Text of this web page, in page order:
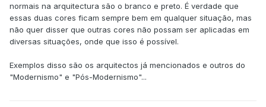
normais na arquitectura são o branco e preto. É verdade que
essas duas cores ficam sempre bem em qualquer situação, mas
não quer disser que outras cores não possam ser aplicadas em
diversas situações, onde que isso é possível.
Exemplos disso são os arquitectos já mencionados e outros do
"Modernismo" e "Pós-Modernismo"...